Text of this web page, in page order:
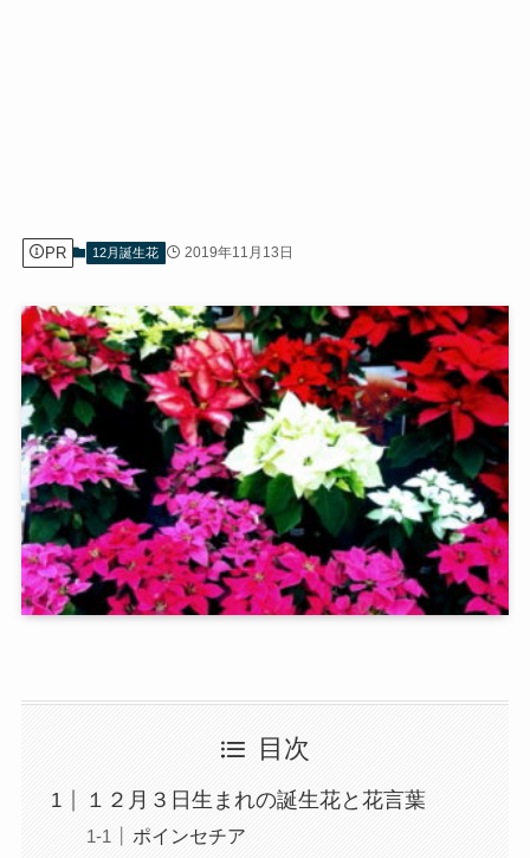
PR 12月誕生花 2019年11月13日
目次
１２月３日生まれの誕生花と花言葉
ポインセチア